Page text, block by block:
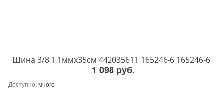
Шина 3/8 1,1ммх35см 442035611 165246-6 165246-6
1 098 руб.
Доступно:много